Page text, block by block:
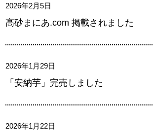
2026年2月5日
高砂まにあ.com 掲載されました
2026年1月29日
「安納芋」完売しました
2026年1月22日